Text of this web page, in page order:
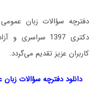
دفترچه سؤالات زبان
دکتری 1397
کاربران عزیز تقدیم می‌گردد.